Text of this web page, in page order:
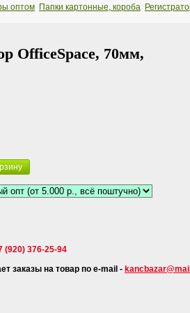
оптом Папки картонные, короба
OfficeSpace, 70мм,
(920) 376-25-94
заказы на товар по e-mail -